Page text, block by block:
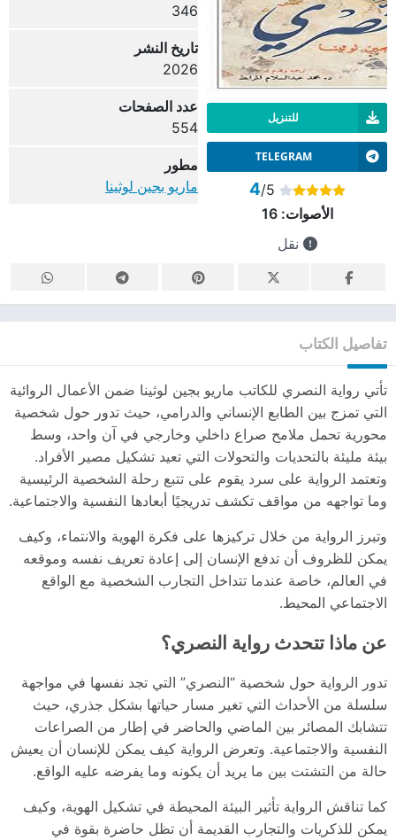
للتنزيل
TELEGRAM
4/5
الأصوات:16
نقل
346
تاريخ النشر
2026
عدد الصفحات
554
مطور
ماريو بجين لوثينا
تفاصيل الكتاب
تأتي رواية النصري للكاتب ماريو بجين لوثينا ضمن الأعمال الروائية
التي تمزج بين الطابع الإنساني والدرامي، حيث تدور حول شخصية
محورية تحمل ملامح صراع داخلي وخارجي في آن واحد، وسط
بيئة مليئة بالتحديات والتحولات التي تعيد تشكيل مصير الأفراد.
وتعتمد الرواية على سرد يقوم على تتبع رحلة الشخصية الرئيسية
وما تواجهه من مواقف تكشف تدريجيًا أبعادها النفسية والاجتماعية.
وتبرز الرواية من خلال تركيزها على فكرة الهوية والانتماء، وكيف
يمكن للظروف أن تدفع الإنسان إلى إعادة تعريف نفسه وموقعه
في العالم، خاصة عندما تتداخل التجارب الشخصية مع الواقع
الاجتماعي المحيط.
عن ماذا تتحدث رواية النصري؟
تدور الرواية حول شخصية “النصري” التي تجد نفسها في مواجهة
سلسلة من الأحداث التي تغير مسار حياتها بشكل جذري، حيث
تتشابك المصائر بين الماضي والحاضر في إطار من الصراعات
النفسية والاجتماعية. وتعرض الرواية كيف يمكن للإنسان أن يعيش
حالة من التشتت بين ما يريد أن يكونه وما يفرضه عليه الواقع.
كما تناقش الرواية تأثير البيئة المحيطة في تشكيل الهوية، وكيف
يمكن للذكريات والتجارب القديمة أن تظل حاضرة بقوة في